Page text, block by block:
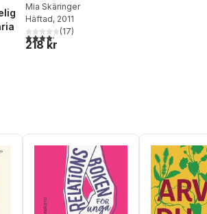
antal röster:
Mia Skäringer
Häftad, 2011
4,2utav 5 stjärnor. Totalt antal röster:
(17)
218 kr